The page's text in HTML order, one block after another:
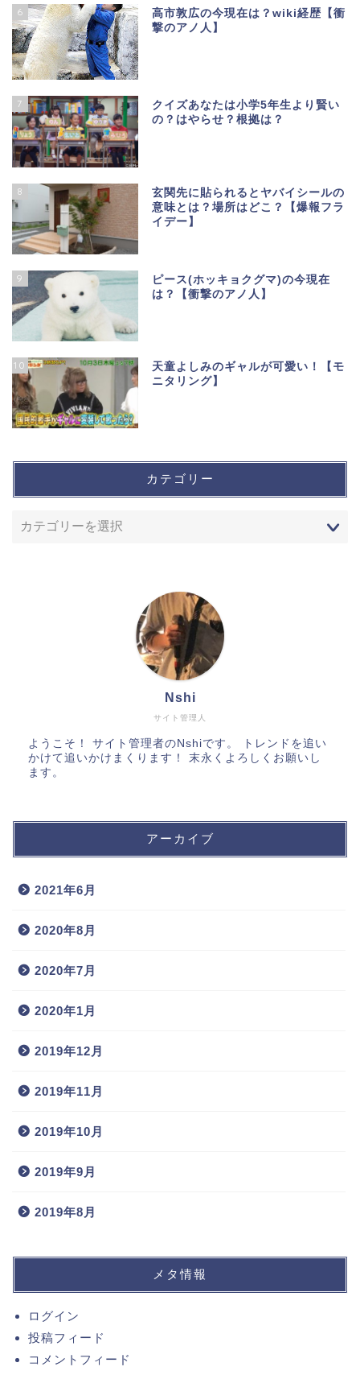
6
高市敦広の今現在は？wiki経歴【衝
撃のアノ人】
7
クイズあなたは小学5年生より賢い
の？はやらせ？根拠は？
8
玄関先に貼られるとヤバイシールの
意味とは？場所はどこ？【爆報フラ
イデー】
9
ピース(ホッキョクグマ)の今現在
は？【衝撃のアノ人】
10
天童よしみのギャルが可愛い！【モ
ニタリング】
カテゴリー
サイト管理人
Nshi
ようこそ！ サイト管理者のNshiです。 トレンドを追い
かけて追いかけまくります！ 末永くよろしくお願いし
ます。
アーカイブ
2021年6月
2020年8月
2020年7月
2020年1月
2019年12月
2019年11月
2019年10月
2019年9月
2019年8月
メタ情報
ログイン
投稿フィード
コメントフィード